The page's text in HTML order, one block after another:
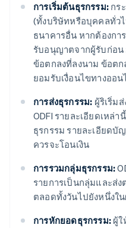
การเริ่มต้นธุรกรรม: กร
(ทั้งบริษัทหรือบุคคลทั่ว
ธนาคารอื่น หากต้องกา
รับอนุญาตจากผู้รับก่อ
ข้อตกลงที่ลงนาม ข้อตก
ยอมรับเงื่อนไขทางออน
การส่งธุรกรรม: ผู้ริเริ่ม
ODFI รายละเอียดเหล่
ธุรกรรม รายละเอียด
ควรจะโอนเงิน
การรวมกลุ่มธุรกรรม:
รายการเป็นกลุ่มและส่
ตลอดทั้งวันไปยังหนึ่งใน
การหักยอดธุรกรรม: ผู้ใ